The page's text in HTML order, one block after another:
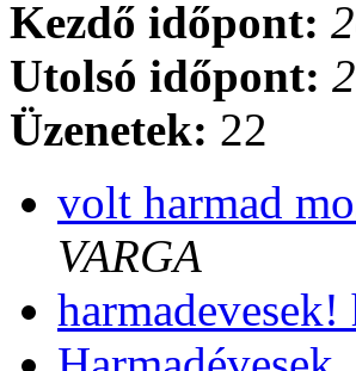
Kezdő időpont:
Utolsó időpont:
Üzenetek: 22
volt harmad
VARGA